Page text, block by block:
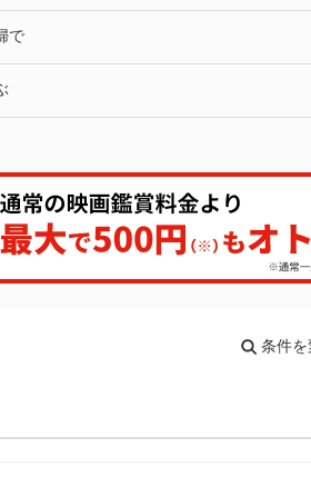
で
条件